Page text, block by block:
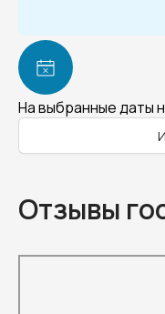
На выбранные даты
Отзывы